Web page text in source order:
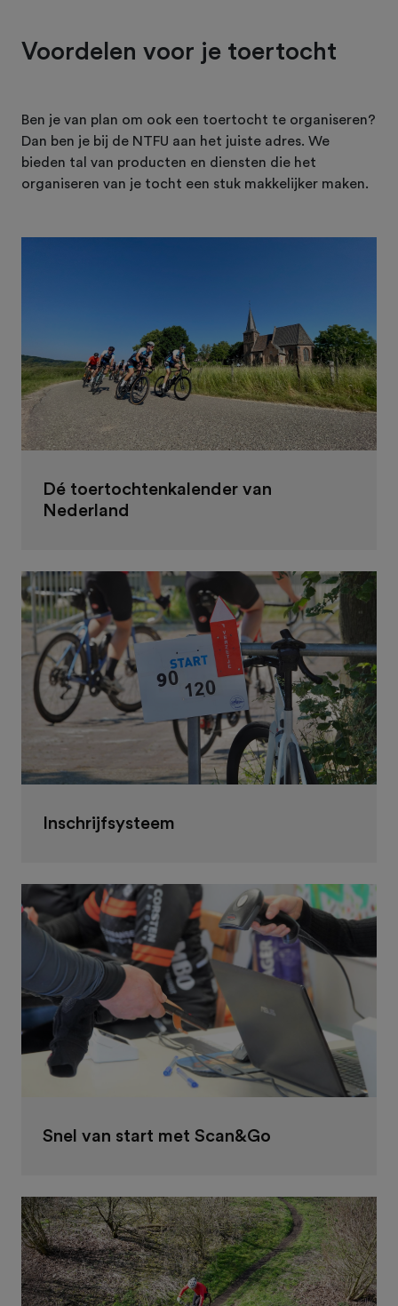
Voordelen voor je toertocht
Ben je van plan om ook een toertocht te organiseren?
Dan ben je bij de NTFU aan het juiste adres. We
bieden tal van producten en diensten die het
organiseren van je tocht een stuk makkelijker maken.
Dé toertochtenkalender van
Nederland
Inschrijfsysteem
Snel van start met Scan&Go